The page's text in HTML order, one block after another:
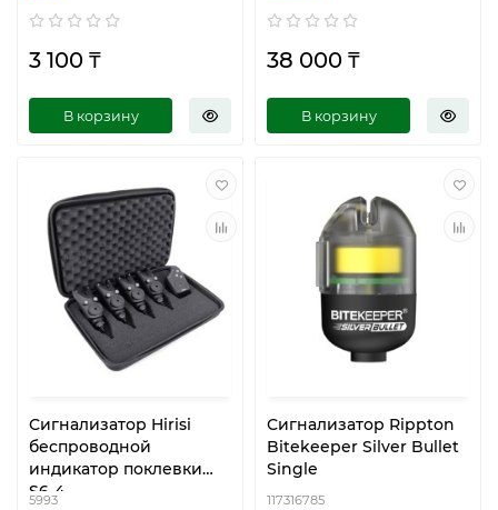
3 100 ₸
В корзину
38 000 ₸
В корзину
Сигнализатор Hirisi
беспроводной
индикатор поклевки
S6-4
5993
Сигнализатор Rippton
Bitekeeper Silver Bullet
Single
117316785